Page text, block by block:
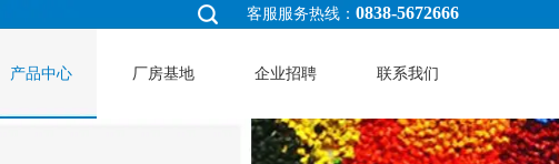
客服服务热线： 0838-5672666
产品中心 厂房基地 企业招聘 联系我们